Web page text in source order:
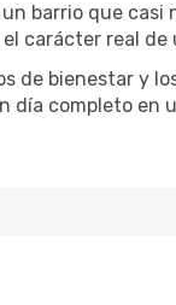
barrio que casi
carácter real de
de bienestar y
día completo en